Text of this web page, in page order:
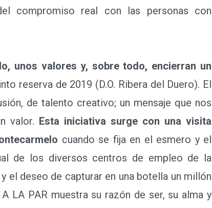
compromiso real con las personas con
unos valores y, sobre todo, encierran un
reserva de 2019 (D.O. Ribera del Duero). El
de talento creativo; un mensaje que nos
valor. Esta iniciativa surge con una visita
cuando se fija en el esmero y el
de los diversos centros de empleo de la
el deseo de capturar en una botella un millón
LA PAR muestra su razón de ser, su alma y